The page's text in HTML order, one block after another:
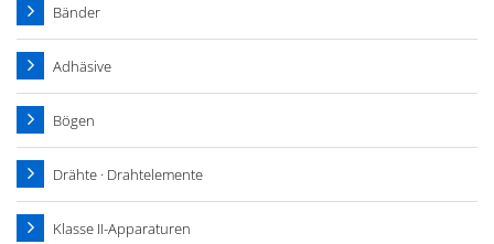
Bänder
Adhäsive
Bögen
Drähte · Drahtelemente
Klasse II-Apparaturen